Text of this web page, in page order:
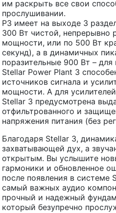
им раскрыть все свои
прослушивании.
P3 имеет на выходе 3
300 Вт чистой, непрерывно
мощности, или по 500 Вт
секунд), а в динамичных
поразительные 900 Вт –
Stellar Power Plant 3
источников сигнала и
мощности. А для
Stellar 3 предусмотрена
отфильтрованного и
напряжения питания (без
Благодаря Stellar 3,
захватывающей дух, а
открытым. Вы услышите
гармоники и обновленное
после появления в системе
самый важных аудио
прочный и надежный
который безупречно